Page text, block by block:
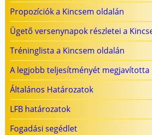
Propozíciók a Kincsem oldalán
Ügető versenynapok részletei a
Tréninglista a Kincsem oldalán
A legjobb teljesítményét megjavította
Általános Határozatok
LFB határozatok
Fogadási segédlet